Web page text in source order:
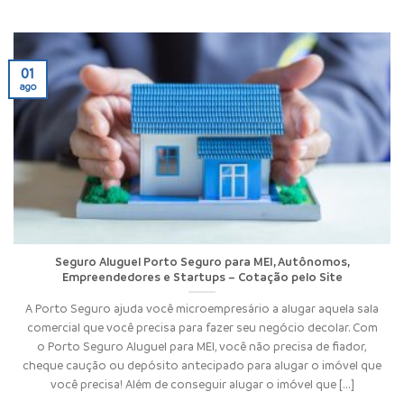
Seguro Aluguel Porto Seguro para MEI, Autônomos,
Empreendedores e Startups – Cotação pelo Site
A Porto Seguro ajuda você microempresário a alugar aquela sala
comercial que você precisa para fazer seu negócio decolar. Com
o Porto Seguro Aluguel para MEI, você não precisa de fiador,
cheque caução ou depósito antecipado para alugar o imóvel que
você precisa! Além de conseguir alugar o imóvel que [...]
01
ago